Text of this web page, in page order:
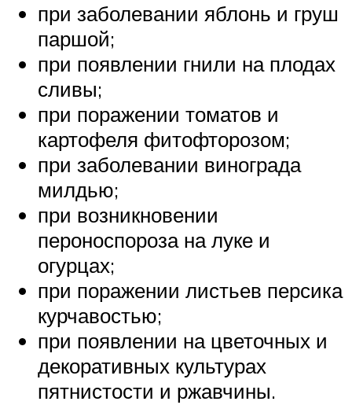
при заболевании яблонь и груш
паршой;
при появлении гнили на плодах
сливы;
при поражении томатов и
картофеля фитофторозом;
при заболевании винограда
милдью;
при возникновении
пероноспороза на луке и
огурцах;
при поражении листьев персика
курчавостью;
при появлении на цветочных и
декоративных культурах
пятнистости и ржавчины.